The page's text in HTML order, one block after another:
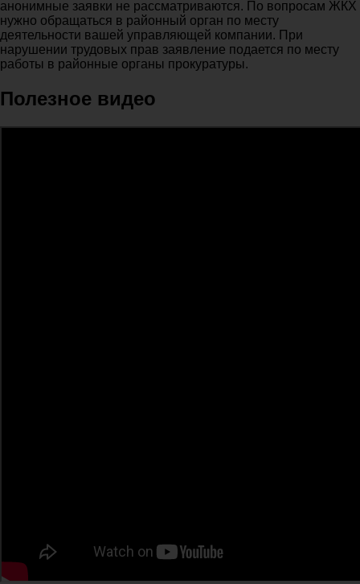
анонимные заявки не рассматриваются. По вопросам ЖКХ
нужно обращаться в районный орган по месту
деятельности вашей управляющей компании. При
нарушении трудовых прав заявление подается по месту
работы в районные органы прокуратуры.
Полезное видео